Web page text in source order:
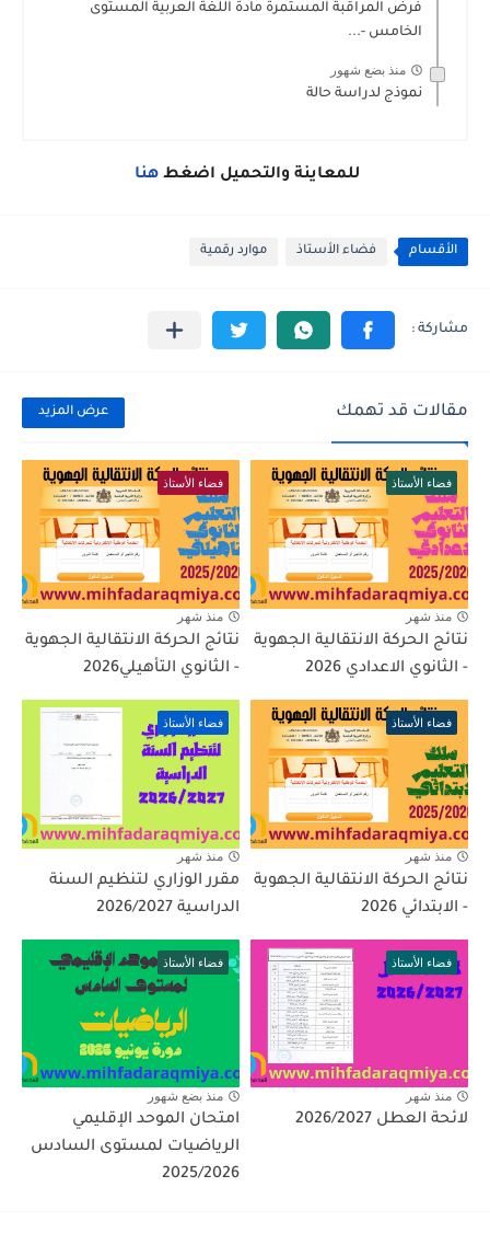
فرض المراقبة المستمرة مادة اللغة العربية المستوى
الخامس -...
منذ بضع شهور
نموذج لدراسة حالة
للمعاينة والتحميل اضغط هنا
الأقسام فضاء الأستاذ موارد رقمية
مقالات قد تهمك عرض المزيد
فضاء الأستاذ
منذ شهر
نتائج الحركة الانتقالية الجهوية
- الثانوي الاعدادي 2026
فضاء الأستاذ
منذ شهر
نتائج الحركة الانتقالية الجهوية
- الثانوي التأهيلي2026
فضاء الأستاذ
منذ شهر
نتائج الحركة الانتقالية الجهوية
- الابتدائي 2026
فضاء الأستاذ
منذ شهر
مقرر الوزاري لتنظيم السنة
الدراسية 2026/2027
فضاء الأستاذ
منذ شهر
لائحة العطل 2026/2027
فضاء الأستاذ
منذ بضع شهور
امتحان الموحد الإقليمي
الرياضيات لمستوى السادس
2025/2026